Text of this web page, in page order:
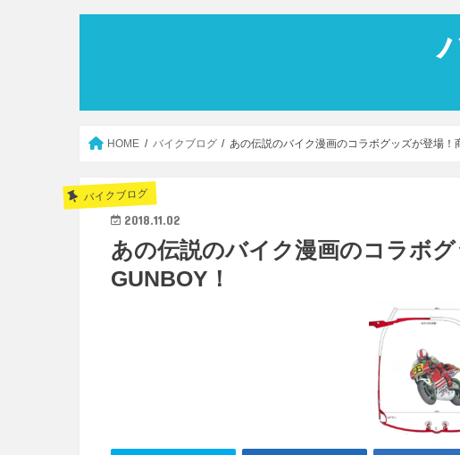
HOME バイクブログ あの伝説のバイク漫画のコラボグッズが登場！
バイクブログ
2018.11.02
あの伝説のバイク漫画のコラボ
GUNBOY！